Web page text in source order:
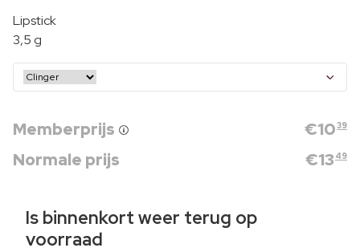
Lipstick
3,5 g
Memberprijs €1039
Normale prijs €13 49
Is binnenkort weer terug op
voorraad